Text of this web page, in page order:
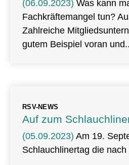
(06.09.2023) Was kann
Fachkräftemangel tun?
Zahlreiche
gutem Beispiel voran und
RSV-NEWS
Auf zum
(05.09.2023) Am 19.
Schlauchlinertag die